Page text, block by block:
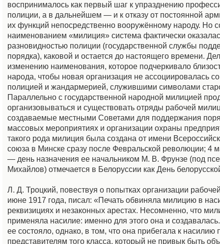
воспринималось как первый шаг к упразднению
полиции, а в дальнейшем — и к отказу от постоянной
их функций непосредственно вооружённому народу. Но
наименованием «милиция» система фактически
разновидностью полиции (государственной службы
порядка), каковой и остается до настоящего времени.
изменению наименования, которое подчеркивало
народа, чтобы новая организация не ассоциировалась
полицией и жандармерией, служившими символами
Параллельно с государственной народной милицией
организовываться и существовать отряды рабочей
создаваемые местными Советами для поддержания
массовых мероприятиях и организации охраны
такого рода милиция была создана от имени
союза в Минске сразу после Февральской революции; 4
— день назначения ее начальником М. В. Фрунзе (под
Михайлов) отмечается в Белоруссии как День
Л. Д. Троцкий, повествуя о попытках организации
июне 1917 года, писал: «Печать обвиняла милицию в
реквизициях и незаконных арестах. Несомненно, что
применяла насилие: именно для этого она и
ее состояло, однако, в том, что она прибегала к
представителям того класса, который не привык быть